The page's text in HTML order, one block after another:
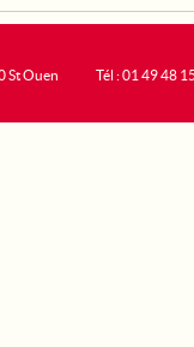
St Ouen
Tél : 01 49 48